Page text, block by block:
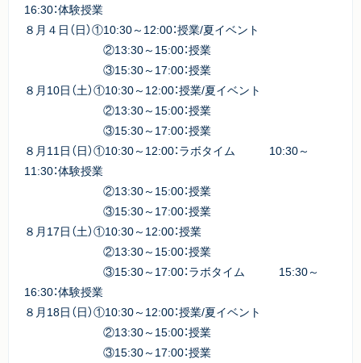
16:30：体験授業
８月４日（日）①10:30～12:00：授業/夏イベント
②13:30～15:00：授業
③15:30～17:00：授業
８月10日（土）①10:30～12:00：授業/夏イベント
②13:30～15:00：授業
③15:30～17:00：授業
８月11日（日）①10:30～12:00：ラボタイム 10:30～
11:30：体験授業
②13:30～15:00：授業
③15:30～17:00：授業
８月17日（土）①10:30～12:00：授業
②13:30～15:00：授業
③15:30～17:00：ラボタイム 15:30～
16:30：体験授業
８月18日（日）①10:30～12:00：授業/夏イベント
②13:30～15:00：授業
③15:30～17:00：授業